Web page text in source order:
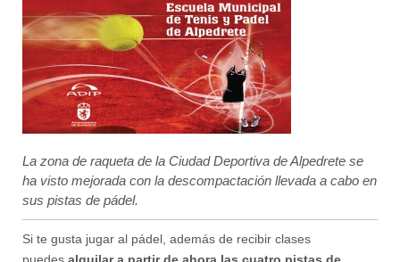
La zona de raqueta de la Ciudad Deportiva de Alpedrete se
ha visto mejorada con la descompactación llevada a cabo en
sus pistas de pádel.
Si te gusta jugar al pádel, además de recibir clases